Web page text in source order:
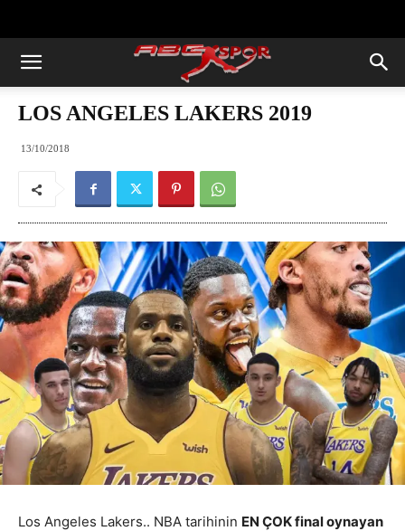
LOS ANGELES LAKERS 2019
13/10/2018
Los Angeles Lakers.. NBA tarihinin EN ÇOK final oynayan